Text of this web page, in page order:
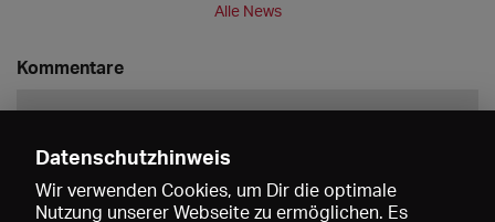
Alle News
Kommentare
Datenschutzhinweis
Wir verwenden Cookies, um Dir die optimale
Nutzung unserer Webseite zu ermöglichen. Es